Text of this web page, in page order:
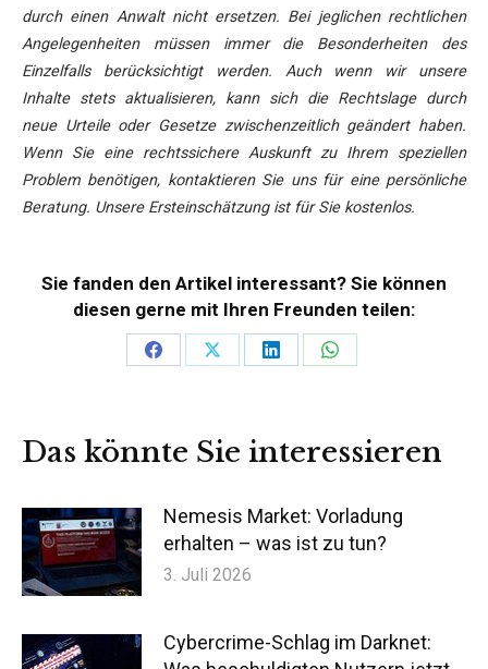
durch einen Anwalt nicht ersetzen. Bei jeglichen rechtlichen
Angelegenheiten müssen immer die Besonderheiten des
Einzelfalls berücksichtigt werden. Auch wenn wir unsere
Inhalte stets aktualisieren, kann sich die Rechtslage durch
neue Urteile oder Gesetze zwischenzeitlich geändert haben.
Wenn Sie eine rechtssichere Auskunft zu Ihrem speziellen
Problem benötigen, kontaktieren Sie uns für eine persönliche
Beratung. Unsere Ersteinschätzung ist für Sie kostenlos.
Sie fanden den Artikel interessant? Sie können
diesen gerne mit Ihren Freunden teilen:
Teilen
Teilen
Teilen
Teilen
Das könnte Sie interessieren
Nemesis Market: Vorladung
erhalten – was ist zu tun?
3. Juli 2026
Cybercrime-Schlag im Darknet: